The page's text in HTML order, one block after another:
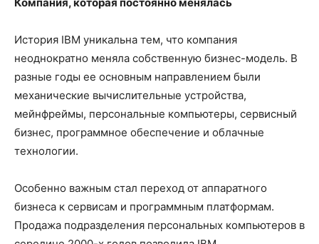
История IBM уникальна тем, что компания
неоднократно меняла собственную бизнес-модель. В
разные годы ее основным направлением были
механические вычислительные устройства,
мейнфреймы, персональные компьютеры, сервисный
бизнес, программное обеспечение и облачные
технологии.
Особенно важным стал переход от аппаратного
бизнеса к сервисам и программным платформам.
Продажа подразделения персональных компьютеров в